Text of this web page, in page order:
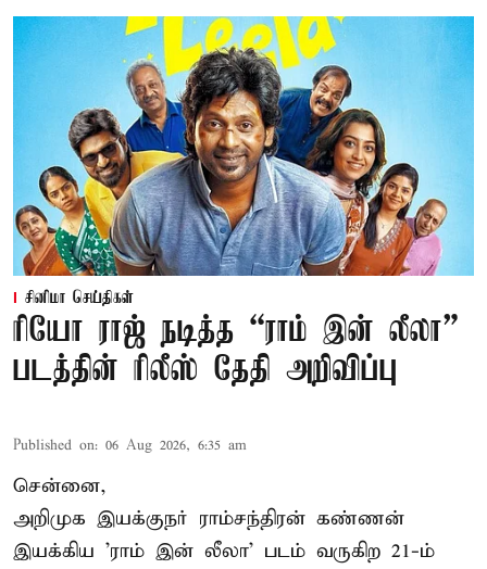
சினிமா செய்திகள்
ரியோ ராஜ் நடித்த “ராம் இன் லீலா”
படத்தின் ரிலீஸ் தேதி அறிவிப்பு
Published on: 06 Aug 2026, 6:35 am
சென்னை,
அறிமுக இயக்குநர் ராம்சந்திரன் கண்ணன்
இயக்கிய 'ராம் இன் லீலா' படம் வருகிற 21-ம்